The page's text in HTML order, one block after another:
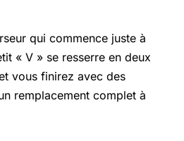
qui commence juste à
« V » se resserre en deux
vous finirez avec des
remplacement complet à